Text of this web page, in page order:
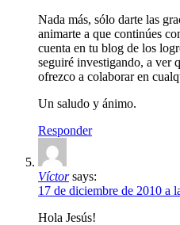
Nada más, sólo darte las
animarte a que continúes
cuenta en tu blog de los
seguiré investigando, a ver
ofrezco a colaborar en
Un saludo y ánimo.
Responder
Víctor says:
17 de diciembre de 2010 a
Hola Jesús!